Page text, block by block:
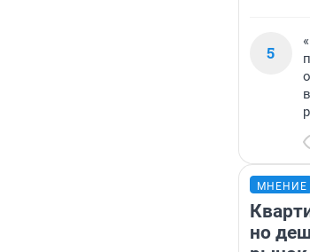
5
МНЕНИЕ
но